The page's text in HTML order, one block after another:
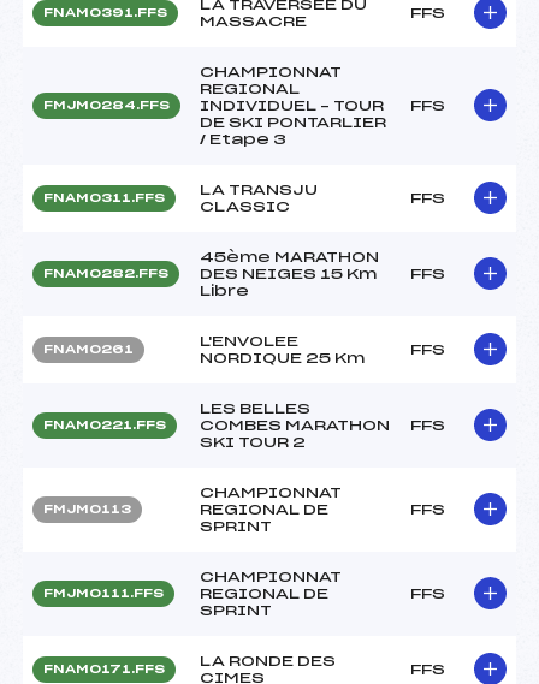
FNAM0391.FFS
LA TRAVERSEE DU
MASSACRE
FFS
FMJM0284.FFS
CHAMPIONNAT
REGIONAL
INDIVIDUEL – TOUR
DE SKI PONTARLIER
/ Etape 3
FFS
FNAM0311.FFS
LA TRANSJU
CLASSIC
FFS
FNAM0282.FFS
45ème MARATHON
DES NEIGES 15 Km
Libre
FFS
FNAM0261
L'ENVOLEE
NORDIQUE 25 Km
FFS
FNAM0221.FFS
LES BELLES
COMBES MARATHON
SKI TOUR 2
FFS
FMJM0113
CHAMPIONNAT
REGIONAL DE
SPRINT
FFS
FMJM0111.FFS
CHAMPIONNAT
REGIONAL DE
SPRINT
FFS
FNAM0171.FFS
LA RONDE DES
CIMES
FFS